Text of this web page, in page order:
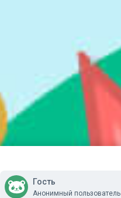
Гость
Анонимный пользователь